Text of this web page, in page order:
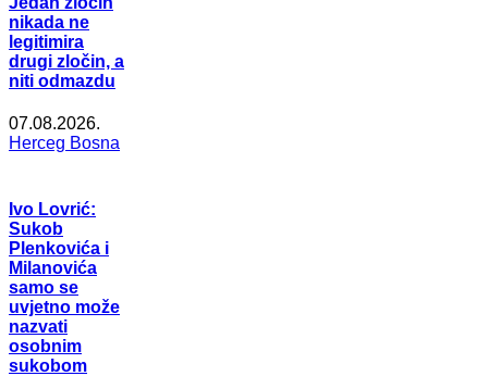
nikada ne
legitimira
drugi zločin, a
niti odmazdu
07.08.2026.
Herceg Bosna
Ivo Lovrić:
Sukob
Plenkovića i
Milanovića
samo se
uvjetno može
nazvati
osobnim
sukobom